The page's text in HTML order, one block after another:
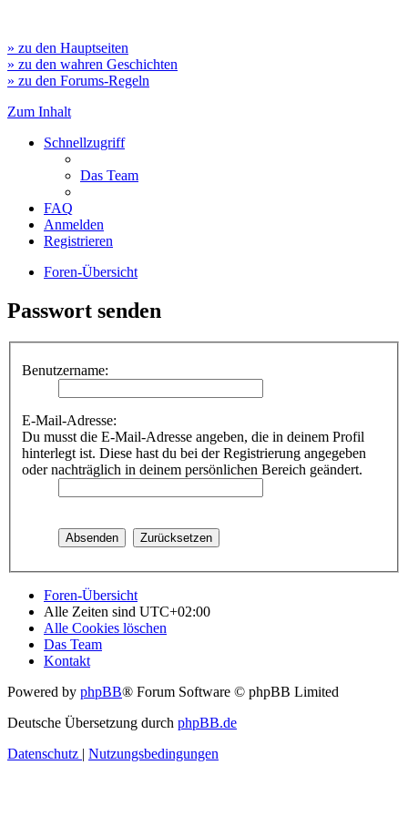
» zu den Hauptseiten
» zu den wahren Geschichten
» zu den Forums-Regeln
Zum Inhalt
Schnellzugriff
Das Team
FAQ
Anmelden
Registrieren
Foren-Übersicht
Passwort senden
Benutzername:
E-Mail-Adresse:
Du musst die E-Mail-Adresse angeben, die in deinem Profil
hinterlegt ist. Diese hast du bei der Registrierung angegeben
oder nachträglich in deinem persönlichen Bereich geändert.
Foren-Übersicht
Alle Zeiten sind UTC+02:00
Alle Cookies löschen
Das Team
Kontakt
Powered by phpBB® Forum Software © phpBB Limited
Deutsche Übersetzung durch phpBB.de
Datenschutz | Nutzungsbedingungen